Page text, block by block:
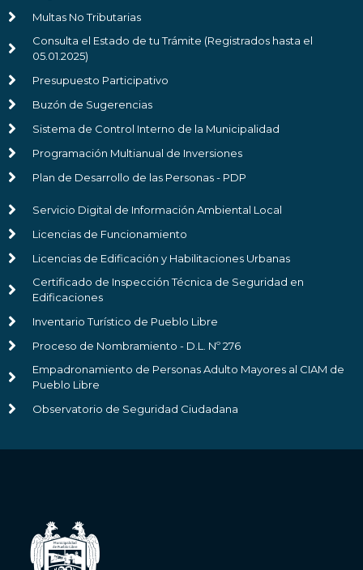
Multas No Tributarias
Consulta el Estado de tu Trámite (Registrados hasta el
05.01.2025)
Presupuesto Participativo
Buzón de Sugerencias
Sistema de Control Interno de la Municipalidad
Programación Multianual de Inversiones
Plan de Desarrollo de las Personas - PDP
Servicio Digital de Información Ambiental Local
Licencias de Funcionamiento
Licencias de Edificación y Habilitaciones Urbanas
Certificado de Inspección Técnica de Seguridad en
Edificaciones
Inventario Turístico de Pueblo Libre
Proceso de Nombramiento - D.L. Nº 276
Empadronamiento de Personas Adulto Mayores al CIAM de
Pueblo Libre
Observatorio de Seguridad Ciudadana